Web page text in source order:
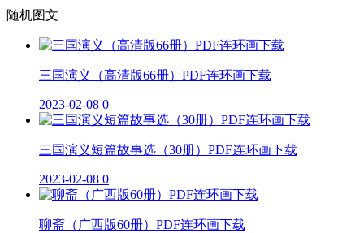
随机图文
三国演义（高清版66册）PDF连环画下载
2023-02-08 0
三国演义短篇故事选（30册）PDF连环画下载
2023-02-08 0
聊斋（广西版60册）PDF连环画下载